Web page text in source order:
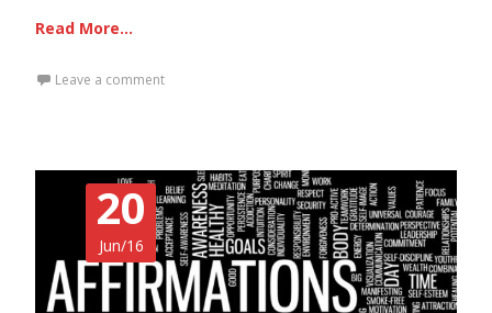
Read More…
Leave a comment
20
Jun/16